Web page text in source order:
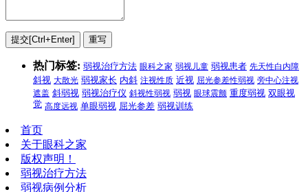
热门标签: 弱视治疗方法 眼科之家 弱视儿童 弱视患者 先天性白内障
斜视 大散光 弱视家长 内斜 注视性质 近视 屈光参差性弱视 旁中心注视
遮盖 斜弱视 弱视治疗仪 斜视性弱视 弱视 眼球震颤 重度弱视 双眼视
觉 高度远视 单眼弱视 屈光参差 弱视训练
首页
关于眼科之家
版权声明！
弱视治疗方法
弱视病例分析